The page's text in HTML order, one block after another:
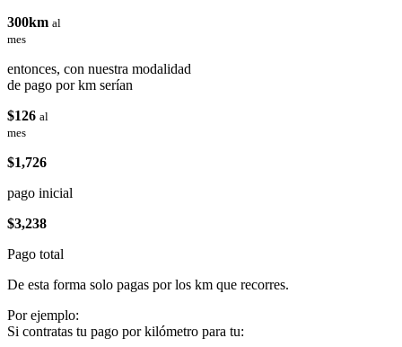
300km al
mes
entonces, con nuestra modalidad
de pago por km serían
$126 al
mes
$1,726
pago inicial
$3,238
Pago total
De esta forma solo pagas por los km que recorres.
Por ejemplo:
Si contratas tu pago por kilómetro para tu: